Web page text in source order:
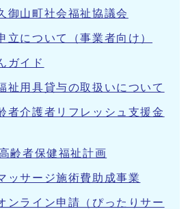
山町社会福祉協議会
立について（事業者向け）
ガイド
祉用具貸与の取扱いについて
者介護者リフレッシュ支援金
齢者保健福祉計画
ッサージ施術費助成事業
ンライン申請（ぴったりサー